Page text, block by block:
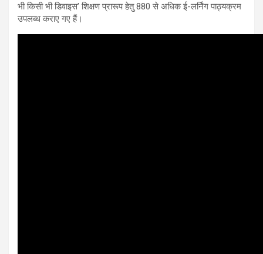
भी किसी भी डिवाइस’ शिक्षण प्रारूप हेतु 880 से अधिक ई-लर्निंग पाठ्यक्रम
उपलब्ध कराए गए हैं।